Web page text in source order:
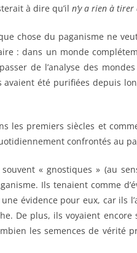
à dire qu’il n’y a rien à
chose du paganisme ne
: dans un monde
de l’analyse des
été purifiées depuis
les premiers siècles et
confrontés au
souvent « gnostiques » (au
Ils tenaient comme
évidence pour eux, car ils
De plus, ils voyaient encore
les semences de vérité